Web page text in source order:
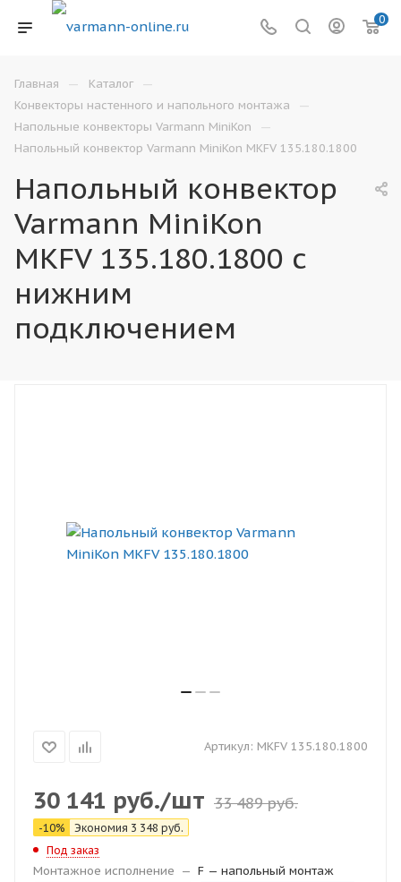
0
Главная — Каталог —
Конвекторы настенного и напольного монтажа —
Напольные конвекторы Varmann MiniKon —
Напольный конвектор Varmann MiniKon MKFV 135.180.1800
Напольный конвектор
Varmann MiniKon
MKFV 135.180.1800 с
нижним
подключением
Артикул: MKFV 135.180.1800
30 141 руб./шт 33 489руб.
-10% Экономия 3 348 руб.
Под заказ
Монтажное исполнение — F — напольный монтаж